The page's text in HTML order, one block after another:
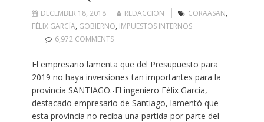
DECEMBER 18, 2018 REDACCION CORAASAN,
FÉLIX GARCÍA, GOBIERNO, IMPUESTOS INTERNOS
6,972 COMMENTS
El empresario lamenta que del Presupuesto para
2019 no haya inversiones tan importantes para la
provincia SANTIAGO.-El ingeniero Félix García,
destacado empresario de Santiago, lamentó que
esta provincia no reciba una partida por parte del